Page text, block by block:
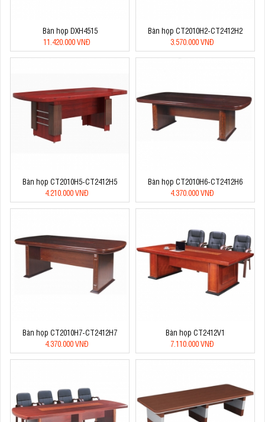
Bàn họp DXH4515
11.420.000 VNĐ
Bàn họp CT2010H2-CT2412H2
3.570.000 VNĐ
Bàn họp CT2010H5-CT2412H5
4.210.000 VNĐ
Bàn họp CT2010H6-CT2412H6
4.370.000 VNĐ
Bàn họp CT2010H7-CT2412H7
4.370.000 VNĐ
Bàn họp CT2412V1
7.110.000 VNĐ